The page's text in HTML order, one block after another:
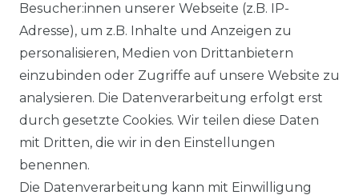
KOSTENLOSER & SCHNELLER VERSAND
LIEFERZEIT ETWA 1 BIS 3 WERKTAGE
14 TAGE RÜCKGABERECHT
Besucher:innen unserer Webseite (z.B. IP-
Adresse), um z.B. Inhalte und Anzeigen zu
personalisieren, Medien von Drittanbietern
einzubinden oder Zugriffe auf unsere Website zu
analysieren. Die Datenverarbeitung erfolgt erst
durch gesetzte Cookies. Wir teilen diese Daten
mit Dritten, die wir in den Einstellungen
benennen.
Die Datenverarbeitung kann mit Einwilligung